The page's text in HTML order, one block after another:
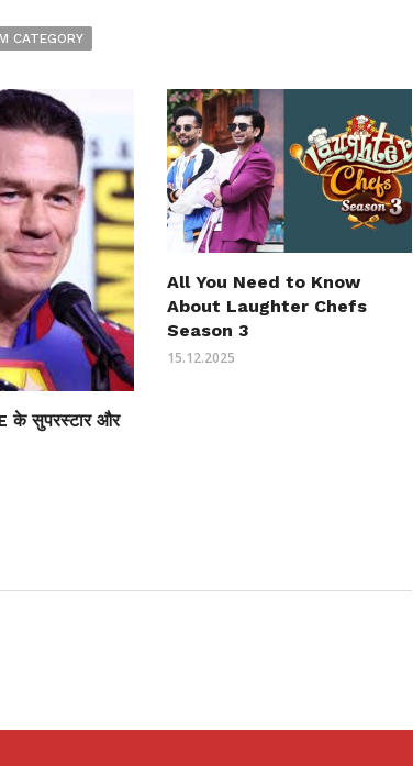
CATEGORY
के सुपरस्टार और
All You Need to Know
About Laughter Chefs
Season 3
15.12.2025